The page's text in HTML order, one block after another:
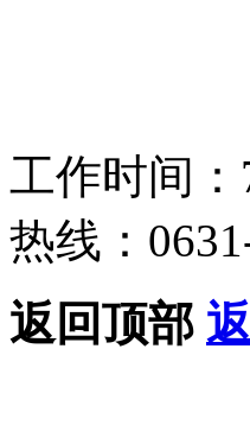
工作时间
热线：
返回顶部